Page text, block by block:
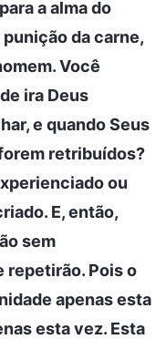
a alma do
da carne,
Você
ira Deus
e quando Seus
retribuídos?
ou
E, então,
sem
repetirão. Pois o
apenas esta
esta vez. Esta